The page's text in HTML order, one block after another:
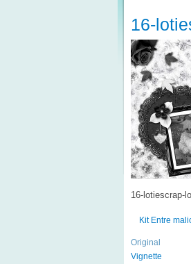
16-
16-lotiescrap-
Kit Entre
Original
Vignette